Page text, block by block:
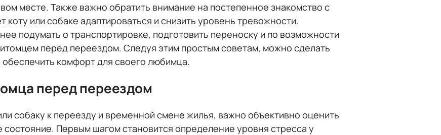
месте. Также важно обратить внимание на постепенное знакомство с
или собаке адаптироваться и снизить уровень тревожности.
подумать о транспортировке, подготовить переноску и по возможности
перед переездом. Следуя этим простым советам, можно сделать
комфорт для своего любимца.
перед переездом
собаку к переезду и временной смене жилья, важно объективно оценить
состояние. Первым шагом становится определение уровня стресса у